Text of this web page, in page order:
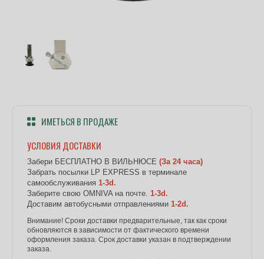
ИМЕТЬСЯ В ПРОДАЖЕ
УСЛОВИЯ ДОСТАВКИ
Забери БЕСПЛАТНО В ВИЛЬНЮСЕ (За 24 часа)
Забрать посылки LP EXPRESS в терминале
самообслуживания 1-3d.
Заберите свою OMNIVA на почте. 1-3d.
Доставим автобусными отправлениями 1-2d.
Внимание! Сроки доставки предварительные, так как сроки
обновляются в зависимости от фактического времени
оформления заказа. Срок доставки указан в подтверждении
заказа.